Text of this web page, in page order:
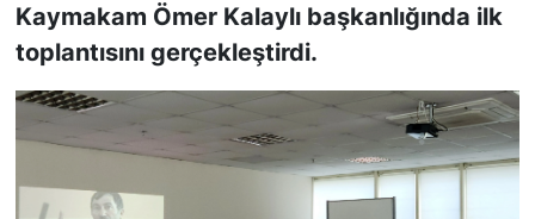
Kaymakam Ömer Kalaylı başkanlığında ilk
toplantısını gerçekleştirdi.
SON DAKİKA HABERİ
SPOR
TEKNOLOJİ
TÜRKİYE VE DÜNYA GÜNDEMİ